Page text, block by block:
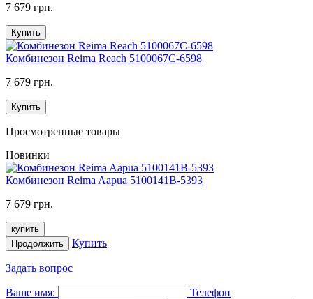
7 679 грн.
Купить
Комбинезон Reima Reach 5100067C-6598
7 679 грн.
Купить
Просмотренные товары
Новинки
Комбинезон Reima Aapua 5100141B-5393
7 679 грн.
купить
Продолжить
Купить
Задать вопрос
Ваше имя:
Телефон